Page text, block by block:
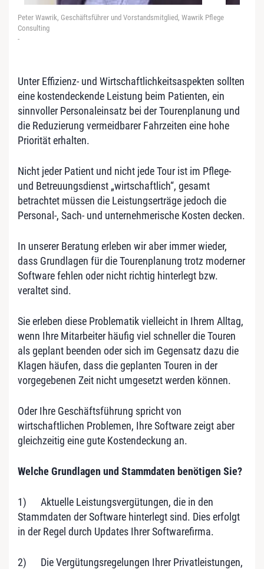
Peter Wawrik, Geschäftsführer und Vorstandsmitglied, Wawrik Pflege
Consulting
-
Unter Effizienz- und Wirtschaftlichkeitsaspekten sollten
eine kostendeckende Leistung beim Patienten, ein
sinnvoller Personaleinsatz bei der Tourenplanung und
die Reduzierung vermeidbarer Fahrzeiten eine hohe
Priorität erhalten.
Nicht jeder Patient und nicht jede Tour ist im Pflege-
und Betreuungsdienst „wirtschaftlich“, gesamt
betrachtet müssen die Leistungserträge jedoch die
Personal-, Sach- und unternehmerische Kosten decken.
In unserer Beratung erleben wir aber immer wieder,
dass Grundlagen für die Tourenplanung trotz moderner
Software fehlen oder nicht richtig hinterlegt bzw.
veraltet sind.
Sie erleben diese Problematik vielleicht in Ihrem Alltag,
wenn Ihre Mitarbeiter häufig viel schneller die Touren
als geplant beenden oder sich im Gegensatz dazu die
Klagen häufen, dass die geplanten Touren in der
vorgegebenen Zeit nicht umgesetzt werden können.
Oder Ihre Geschäftsführung spricht von
wirtschaftlichen Problemen, Ihre Software zeigt aber
gleichzeitig eine gute Kostendeckung an.
Welche Grundlagen und Stammdaten benötigen Sie?
1) Aktuelle Leistungsvergütungen, die in den
Stammdaten der Software hinterlegt sind. Dies erfolgt
in der Regel durch Updates Ihrer Softwarefirma.
2) Die Vergütungsregelungen Ihrer Privatleistungen,